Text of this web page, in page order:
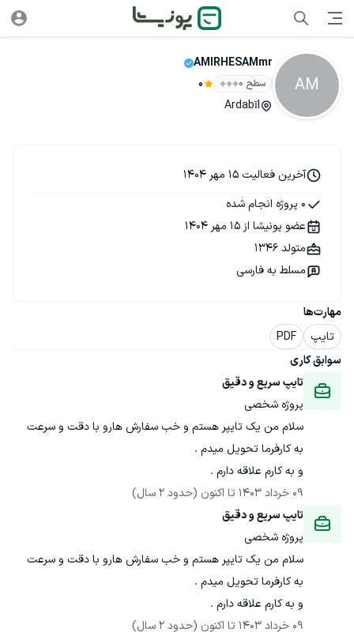
AM
AMIRHESAMmr
سطح ۰ 0
Ardabīl
مهارت‌ها
تایپ
PDF
سوابق کاری
تایپ سریع و دقیق
پروژه شخصی
سلام من یک تایپر هستم و خب سفارش هارو با دقت و سرعت
و به کارم علاقه دارم .
09 خرداد 1403
تا اکنون (حدود 2 سال)
تایپ سریع و دقیق
پروژه شخصی
سلام من یک تایپر هستم و خب سفارش هارو با دقت و سرعت
و به کارم علاقه دارم .
09 خرداد 1403
تا اکنون (حدود 2 سال)
آخرین فعالیت 15 مهر 1404
0 پروژه انجام شده
عضو پونیشا از 15 مهر 1404
متولد 1346
مسلط به فارسی